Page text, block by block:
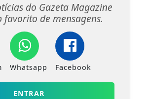
do Gazeta Magazine
favorito de mensagens.
Whatsapp Facebook
ENTRAR